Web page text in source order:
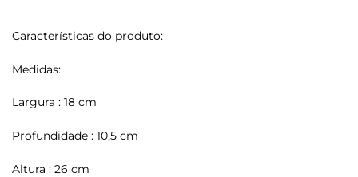
Características do produto:
Medidas:
Largura : 18 cm
Profundidade : 10,5 cm
Altura : 26 cm